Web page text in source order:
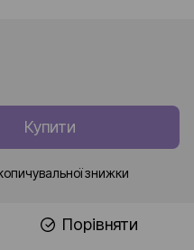
Купити
знижки
Порівняти